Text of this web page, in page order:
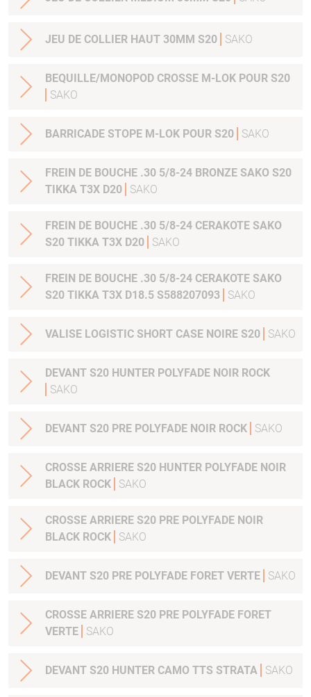
JEU DE COLLIER HAUT 30MM S20 SAKO
BEQUILLE/MONOPOD CROSSE M-LOK POUR S20
SAKO
BARRICADE STOPE M-LOK POUR S20 SAKO
FREIN DE BOUCHE .30 5/8-24 BRONZE SAKO S20
TIKKA T3X D20
SAKO
FREIN DE BOUCHE .30 5/8-24 CERAKOTE SAKO
S20 TIKKA T3X D20
SAKO
FREIN DE BOUCHE .30 5/8-24 CERAKOTE SAKO
S20 TIKKA T3X D18.5 S588207093
SAKO
VALISE LOGISTIC SHORT CASE NOIRE S20 SAKO
DEVANT S20 HUNTER POLYFADE NOIR ROCK
SAKO
DEVANT S20 PRE POLYFADE NOIR ROCK SAKO
CROSSE ARRIERE S20 HUNTER POLYFADE NOIR
BLACK ROCK
SAKO
CROSSE ARRIERE S20 PRE POLYFADE NOIR
BLACK ROCK
SAKO
DEVANT S20 PRE POLYFADE FORET VERTE SAKO
CROSSE ARRIERE S20 PRE POLYFADE FORET
VERTE
SAKO
DEVANT S20 HUNTER CAMO TTS STRATA SAKO